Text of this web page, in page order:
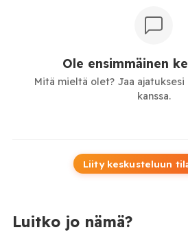
Ole ensimmäinen
Mitä mieltä olet? Jaa
kanssa.
Liity keskusteluun
Luitko jo nämä?